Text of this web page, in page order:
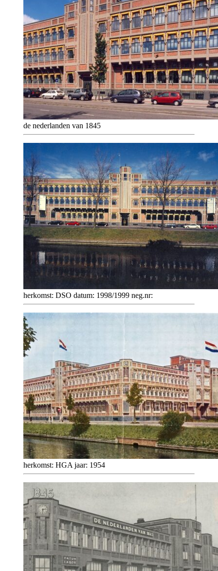
de nederlanden van 1845
herkomst: DSO datum: 1998/1999 neg.nr:
herkomst: HGA jaar: 1954